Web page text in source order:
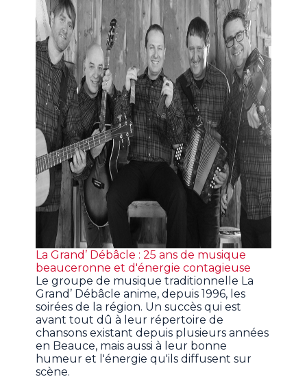
La Grand’ Débâcle : 25 ans de musique
beauceronne et d'énergie contagieuse
Le groupe de musique traditionnelle La
Grand’ Débâcle anime, depuis 1996, les
soirées de la région. Un succès qui est
avant tout dû à leur répertoire de
chansons existant depuis plusieurs années
en Beauce, mais aussi à leur bonne
humeur et l'énergie qu'ils diffusent sur
scène.